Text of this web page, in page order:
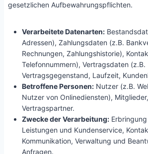
gesetzlichen Aufbewahrungspflichten.
Verarbeitete Datenarten:
Adressen), Zahlungsdaten (z.B.
Rechnungen, Zahlungshistorie),
Telefonnummern), Vertragsdaten (z.B.
Vertragsgegenstand, Laufzeit,
Betroffene Personen: Nutzer (z.B.
Nutzer von Onlinediensten),
Vertragspartner.
Zwecke der Verarbeitung:
Leistungen und Kundenservice,
Kommunikation, Verwaltung und
Anfragen.